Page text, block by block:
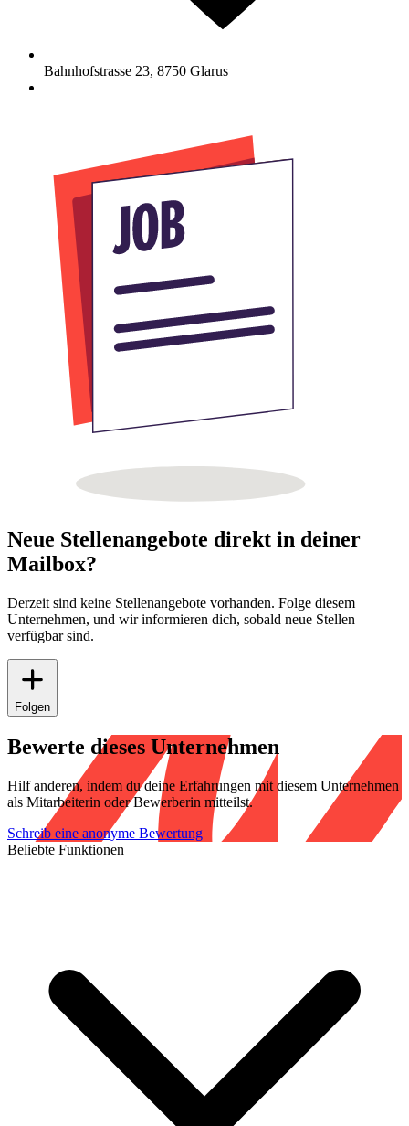
Bahnhofstrasse 23, 8750 Glarus
Neue Stellenangebote direkt in deiner
Mailbox?
Derzeit sind keine Stellenangebote vorhanden. Folge diesem
Unternehmen, und wir informieren dich, sobald neue Stellen
verfügbar sind.
Folgen
Bewerte dieses Unternehmen
Hilf anderen, indem du deine Erfahrungen mit diesem Unternehmen
als Mitarbeiterin oder Bewerberin mitteilst.
Schreib eine anonyme Bewertung
Beliebte Funktionen